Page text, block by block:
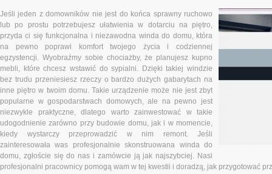
Jeśli jeden z domowników nie jest do końca sprawny ruchowo
lub po prostu potrzebujesz ułatwienia w dotarciu na piętro,
przyda ci się funkcjonalna i niezawodna winda do domu, która
na pewno poprawi komfort twojego życia i codziennej
egzystencji. Wyobraźmy sobie chociażby, że planujesz kupno
mebli, które chcesz wstawić do sypialni. Dzięki takiej windzie
bez trudu przeniesiesz rzeczy o bardzo dużych gabarytach na
inne piętro w twoim domu. Takie urządzenie może nie jest zbyt
popularne w gospodarstwach domowych, ale na pewno jest
niezwykle praktyczne, dlatego warto zainwestować w takie
udogodnienie zarówno przy budowie domu, jak i w momencie,
kiedy wystarczy przeprowadzić w nim remont. Jeśli
zainteresowała was profesjonalnie skonstruowana winda do
domu, zgłoście się do nas i zamówcie ją jak najszybciej. Nasi
profesjonalni pracownicy pomogą wam w tej kwestii i doradzą, jak przygotować